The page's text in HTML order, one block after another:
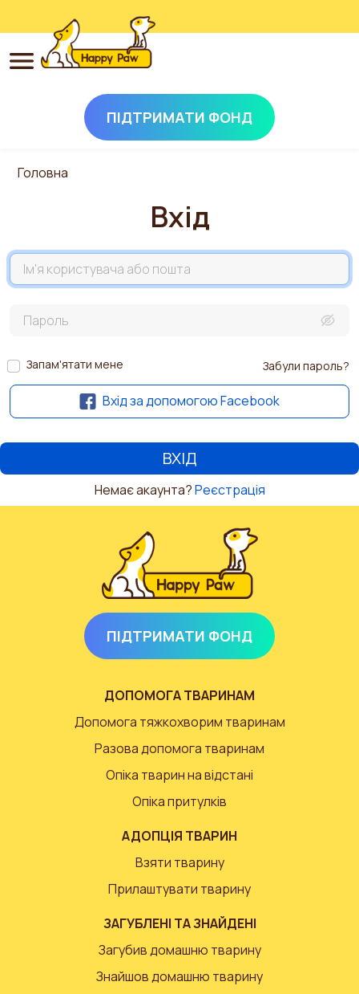
ПІДТРИМАТИ ФОНД
Головна
Вхід
Назва акаунта
Запам'ятати мене Забули пароль?
Вхід за допомогою Facebook
Немає акаунта?Реєстрація
ПІДТРИМАТИ ФОНД
ДОПОМОГА ТВАРИНАМ
Допомога тяжкохворим тваринам
Разова допомога тваринам
Опіка тварин на відстані
Опіка притулків
АДОПЦІЯ ТВАРИН
Взяти тварину
Прилаштувати тварину
ЗАГУБЛЕНІ ТА ЗНАЙДЕНІ
Загубив домашню тварину
Знайшов домашню тварину